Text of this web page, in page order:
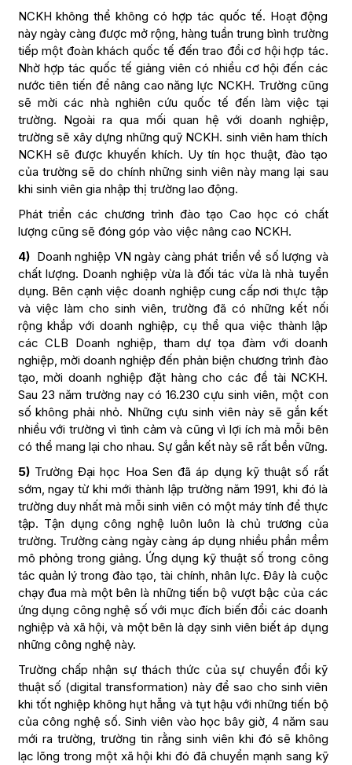
NCKH không thể không có hợp tác quốc tế. Hoạt động
này ngày càng được mở rộng, hàng tuần trung bình trường
tiếp một đoàn khách quốc tế đến trao đổi cơ hội hợp tác.
Nhờ hợp tác quốc tế giảng viên có nhiều cơ hội đến các
nước tiên tiến để nâng cao năng lực NCKH. Trường cũng
sẽ mời các nhà nghiên cứu quốc tế đến làm việc tại
trường. Ngoài ra qua mối quan hệ với doanh nghiệp,
trường sẽ xây dựng những quỹ NCKH. sinh viên ham thích
NCKH sẽ được khuyến khích. Uy tín học thuật, đào tạo
của trường sẽ do chính những sinh viên này mang lại sau
khi sinh viên gia nhập thị trường lao động.
Phát triển các chương trình đào tạo Cao học có chất
lượng cũng sẽ đóng góp vào việc nâng cao NCKH.
4)Doanh nghiệp VN ngày càng phát triển về số lượng và
chất lượng. Doanh nghiệp vừa là đối tác vừa là nhà tuyển
dụng. Bên cạnh việc doanh nghiệp cung cấp nơi thực tập
và việc làm cho sinh viên, trường đã có những kết nối
rộng khắp với doanh nghiệp, cụ thể qua việc thành lập
các CLB Doanh nghiệp, tham dự tọa đàm với doanh
nghiệp, mời doanh nghiệp đến phản biện chương trình đào
tạo, mời doanh nghiệp đặt hàng cho các đề tài NCKH.
Sau 23 năm trường nay có 16.230 cựu sinh viên, một con
số không phải nhỏ. Những cựu sinh viên này sẽ gắn kết
nhiều với trường vì tình cảm và cũng vì lợi ích mà mỗi bên
có thể mang lại cho nhau. Sự gắn kết này sẽ rất bền vững.
5) Trường Đại học Hoa Sen đã áp dụng kỹ thuật số rất
sớm, ngay từ khi mới thành lập trường năm 1991, khi đó là
trường duy nhất mà mỗi sinh viên có một máy tính để thực
tập. Tận dụng công nghệ luôn luôn là chủ trương của
trường. Trường càng ngày càng áp dụng nhiều phần mềm
mô phỏng trong giảng. Ứng dụng kỹ thuật số trong công
tác quản lý trong đào tạo, tài chính, nhân lực. Đây là cuộc
chạy đua mà một bên là những tiến bộ vượt bậc của các
ứng dụng công nghệ số với mục đích biến đổi các doanh
nghiệp và xã hội, và một bên là dạy sinh viên biết áp dụng
những công nghệ này.
Trường chấp nhận sự thách thức của sự chuyển đổi kỹ
thuật số (digital transformation) này để sao cho sinh viên
khi tốt nghiệp không hụt hẫng và tụt hậu với những tiến bộ
của công nghệ số. Sinh viên vào học bây giờ, 4 năm sau
mới ra trường, trường tin rằng sinh viên khi đó sẽ không
lạc lõng trong một xã hội khi đó đã chuyển mạnh sang kỹ